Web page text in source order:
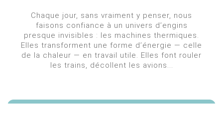
Chaque jour, sans vraiment y penser, nous
faisons confiance à un univers d’engins
presque invisibles : les machines thermiques.
Elles transforment une forme d’énergie — celle
de la chaleur — en travail utile. Elles font rouler
les trains, décollent les avions...